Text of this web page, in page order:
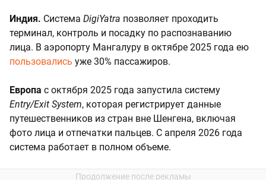
Индия. Система DigiYatra позволяет проходить
терминал, контроль и посадку по распознаванию
лица. В аэропорту Мангалуру в октябре 2025 года ею
пользовались уже 30% пассажиров.
Европа с октября 2025 года запустила систему
Entry/Exit System, которая регистрирует данные
путешественников из стран вне Шенгена, включая
фото лица и отпечатки пальцев. С апреля 2026 года
система работает в полном объеме.